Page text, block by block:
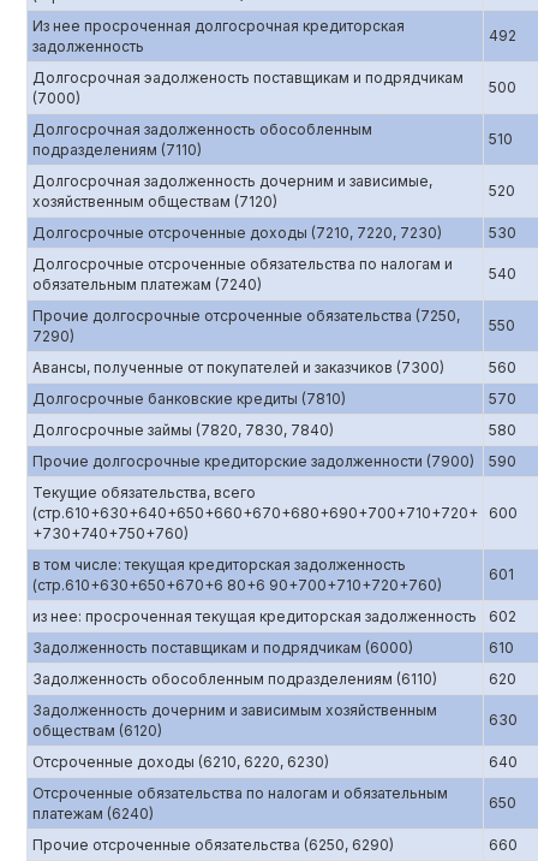
Из нее просроченная долгосрочная кредиторская
задолженность
492
Долгосрочная эадолженость поставщикам и подрядчикам
(7000)
500
Долгосрочная задолженность обособленным
подразделениям (7110)
510
Долгосрочная задолженность дочерним и зависимые,
хозяйственным обществам (7120)
520
Долгосрочные отсроченные доходы (7210, 7220, 7230)
530
Долгосрочные отсроченные обязательства по налогам и
обязательным платежам (7240)
540
Прочие долгосрочные отсроченные обязательства (7250,
7290)
550
Авансы, полученные от покупателей и заказчиков (7300)
560
Долгосрочные банковские кредиты (7810)
570
Долгосрочные займы (7820, 7830, 7840)
580
Прочие долгосрочные кредиторские задолженности (7900)
590
Текущие обязательства, всего
(стр.610+630+640+650+660+670+680+690+700+710+720+
+730+740+750+760)
600
в том числе: текущая кредиторская задолженность
(стр.610+630+650+670+6 80+6 90+700+710+720+760)
601
из нее: просроченная текущая кредиторская задолженность
602
Задолженность поставщикам и подрядчикам (6000)
610
Задолженность обособленным подразделениям (6110)
620
Задолженность дочерним и зависимым хозяйственным
обществам (6120)
630
Отсроченные доходы (6210, 6220, 6230)
640
Отсроченные обязательства по налогам и обязательным
платежам (6240)
650
Прочие отсроченные обязательства (6250, 6290)
660